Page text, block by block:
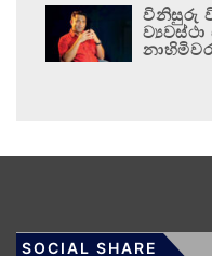
විනිසුරු
SOCIAL SHARE